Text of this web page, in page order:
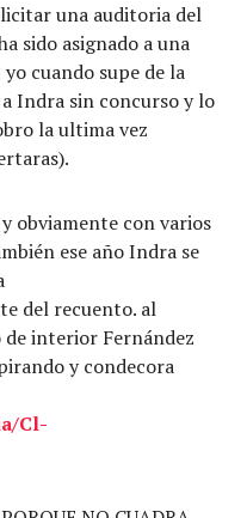
una auditoria del
sido asignado a una
cuando supe de la
Indra sin concurso y lo
la ultima vez
obviamente con varios
ese año Indra se
del recuento. al
interior Fernández
y condecora
Cl-